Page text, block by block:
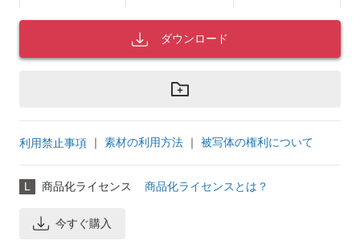
ダウンロード
利用禁止事項 ｜ 素材の利用方法 ｜ 被写体の権利について
L 商品化ライセンス 商品化ライセンスとは？
今すぐ購入